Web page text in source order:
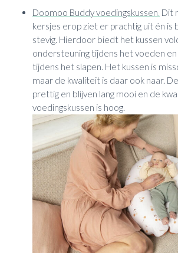
Doomoo Buddy voedingskussen. Dit
kersjes erop ziet er prachtig uit én is
stevig. Hierdoor biedt het kussen
ondersteuning tijdens het voeden
tijdens het slapen. Het kussen is
maar de kwaliteit is daar ook naar.
prettig en blijven lang mooi en de
voedingskussen is hoog.